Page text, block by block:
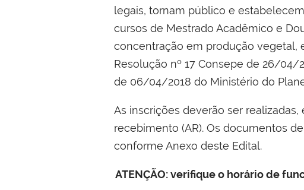
legais, tornam público e
cursos de Mestrado Acadêmico e
concentração em produção vegetal,
Resolução nº 17 Consepe de 26/04/
de 06/04/2018 do Ministério do
As inscrições deverão ser
recebimento (AR). Os documentos
conforme Anexo deste Edital.
ATENÇÃO: verifique o horário de